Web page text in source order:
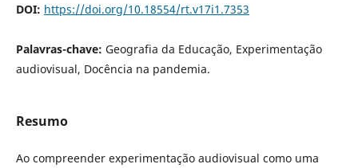
DOI: https://doi.org/10.18554/rt.v17i1.7353
Palavras-chave: Geografia da Educação, Experimentação
audiovisual, Docência na pandemia.
Resumo
Ao compreender experimentação audiovisual como uma